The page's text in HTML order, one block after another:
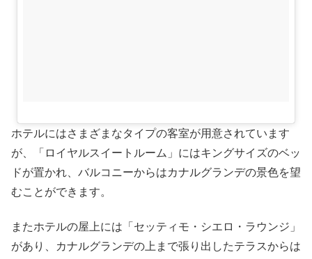
ホテルにはさまざまなタイプの客室が用意されています
が、「ロイヤルスイートルーム」にはキングサイズのベッ
ドが置かれ、バルコニーからはカナルグランデの景色を望
むことができます。
またホテルの屋上には「セッティモ・シエロ・ラウンジ」
があり、カナルグランデの上まで張り出したテラスからは